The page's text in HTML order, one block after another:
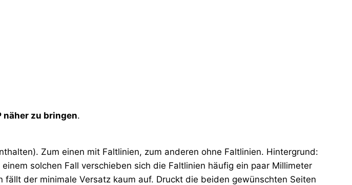
näher zu bringen.
Zum einen mit Faltlinien, zum anderen ohne Faltlinien. Hintergrund:
solchen Fall verschieben sich die Faltlinien häufig ein paar Millimeter
der minimale Versatz kaum auf. Druckt die beiden gewünschten Seiten